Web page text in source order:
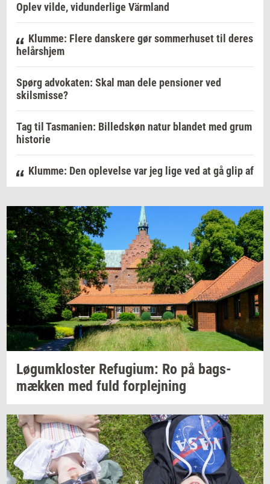
Oplev vilde, vidunderlige Värmland
Klumme: Flere danskere gør sommerhuset til deres
helårshjem
Spørg advokaten: Skal man dele pensioner ved
skilsmisse?
Tag til Tasmanien: Billedskøn natur blandet med grum
historie
Klumme: Den oplevelse var jeg lige ved at gå glip af
Løgum­klo­ster Re­fu­gi­um: Ro på bags­
mæk­ken med fuld for­plej­ning